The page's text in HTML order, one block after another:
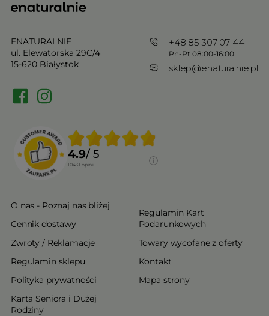
ENATURALNIE
ul. Elewatorska 29C/4
15-620 Białystok
+48 85 307 07 44
Pn-Pt 08:00-16:00
sklep@enaturalnie.pl
4.9/ 5
10431 opinii
O nas - Poznaj nas bliżej
Cennik dostawy
Zwroty / Reklamacje
Regulamin sklepu
Polityka prywatności
Karta Seniora i Dużej
Rodziny
Regulamin Kart
Podarunkowych
Towary wycofane z oferty
Kontakt
Mapa strony